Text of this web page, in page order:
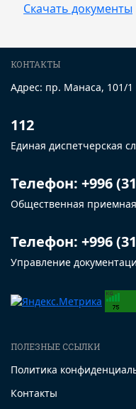
Скачать документы
КОНТАКТЫ
Адрес: пр. Манаса, 101/1
112
Единая диспетчерская
Телефон: +996
Общественная приемная
Телефон: +996
Управление
ПОЛЕЗНЫЕ ССЫЛКИ
Политика
Контакты